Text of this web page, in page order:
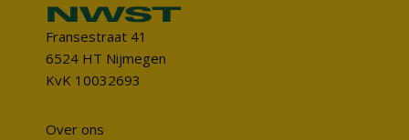
Fransestraat 41
6524 HT Nijmegen
KvK 10032693
Over ons